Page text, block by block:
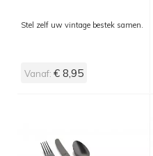
Stel zelf uw vintage bestek samen.
Vanaf: € 8,95